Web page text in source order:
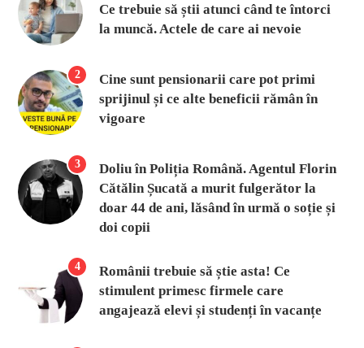
Ce trebuie să știi atunci când te întorci
la muncă. Actele de care ai nevoie
2
Cine sunt pensionarii care pot primi
sprijinul și ce alte beneficii rămân în
vigoare
3
Doliu în Poliția Română. Agentul Florin
Cătălin Șucată a murit fulgerător la
doar 44 de ani, lăsând în urmă o soție și
doi copii
4
Românii trebuie să știe asta! Ce
stimulent primesc firmele care
angajează elevi și studenți în vacanțe